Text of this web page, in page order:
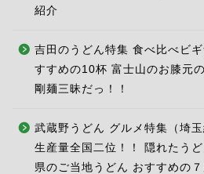
紹介
吉田のうどん特集 食べ比べビ
すすめの10杯 富士山のお膝元
剛麺三昧だっ！！
武蔵野うどん グルメ特集（埼
生産量全国二位！！ 隠れたう
県のご当地うどん おすすめの